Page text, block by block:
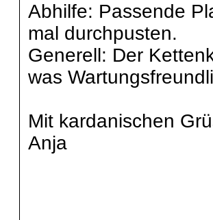
Abhilfe: Passende
mal durchpusten.
Generell: Der
was
Mit kardanischen
Anja